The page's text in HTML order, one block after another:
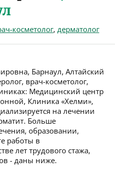
косметолог, дерматолог
Барнаул, Алтайский
врач-косметолог,
Медицинский центр
Клиника «Хелми»,
на лечении
Больше
образовании,
работы в
лет трудового стажа,
- даны ниже.